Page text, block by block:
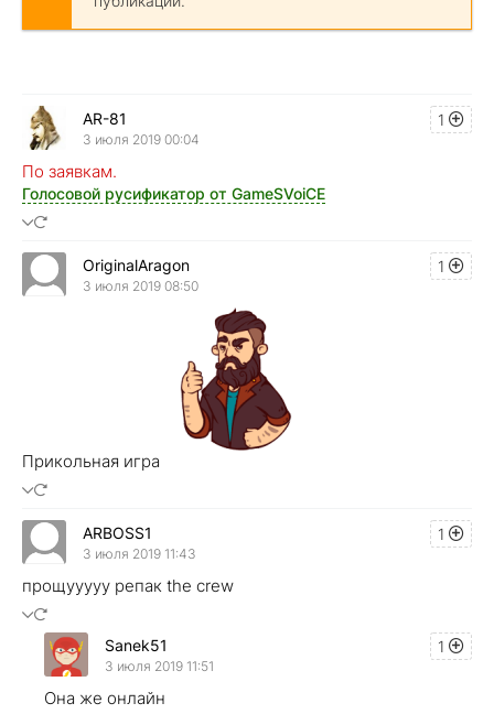
1
AR-81
3 июля 2019 00:04
По заявкам.
Голосовой русификатор от GameSVoiCE
1
OriginalAragon
3 июля 2019 08:50
Прикольная игра
1
ARBOSS1
3 июля 2019 11:43
прощууууу репак the crew
1
Sanek51
3 июля 2019 11:51
Она же онлайн